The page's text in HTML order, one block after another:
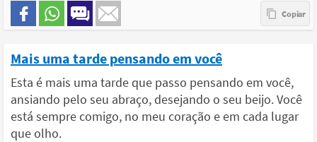
Mais uma tarde pensando em você
Esta é mais uma tarde que passo pensando em você,
ansiando pelo seu abraço, desejando o seu beijo. Você
está sempre comigo, no meu coração e em cada lugar
que olho.